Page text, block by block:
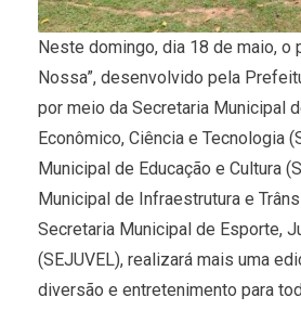
Neste domingo, dia 18 de maio, o
Nossa”, desenvolvido pela
por meio da Secretaria Municipal
Econômico, Ciência e Tecnologia
Municipal de Educação e Cultura
Municipal de Infraestrutura e
Secretaria Municipal de Esporte,
(SEJUVEL), realizará mais uma
diversão e entretenimento para